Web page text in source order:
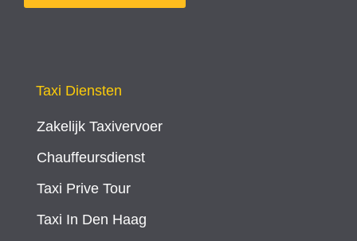
Taxi Diensten
Zakelijk Taxivervoer
Chauffeursdienst
Taxi Prive Tour
Taxi In Den Haag